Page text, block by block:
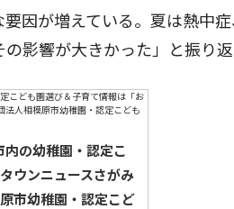
因が増えている。夏は熱中症
影響が大きかった」と振り返
の幼稚園・認定こ
ウンニュースさがみ
市幼稚園・認定こど